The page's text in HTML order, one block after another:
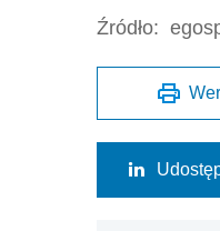
Źródło: